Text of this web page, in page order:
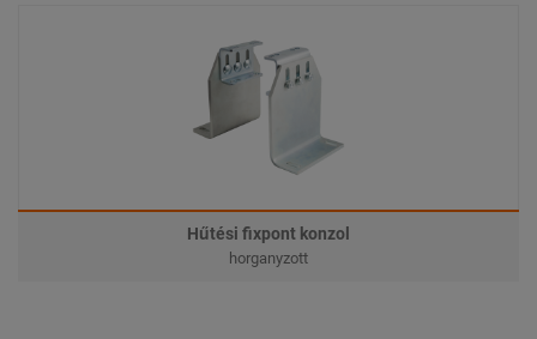
Hűtési fixpont konzol
horganyzott